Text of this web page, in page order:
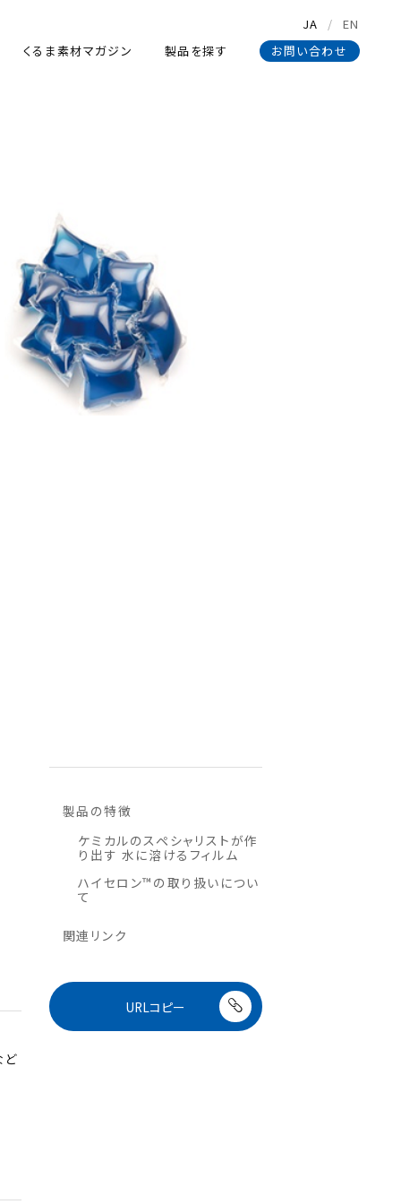
JA
EN
くるま素材マガジン
製品を探す お問い合わせ
ど
製品の特徴
ケミカルのスペシャリストが作
り出す 水に溶けるフィルム
ハイセロン™の取り扱いについ
て
関連リンク
URLコピー